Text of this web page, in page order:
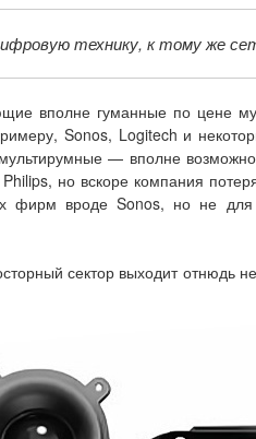
технику, к тому же
вполне гуманные по цене
Sonos, Logitech и
— вполне
но вскоре компания
фирм вроде Sonos, но не для
сектор выходит отнюдь